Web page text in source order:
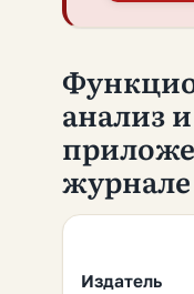
анализ
журнале
Издатель